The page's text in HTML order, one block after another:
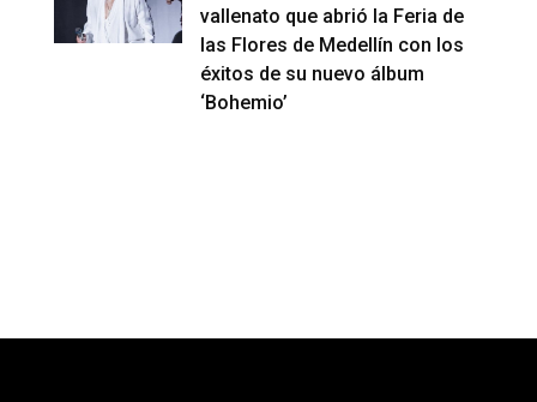
vallenato que abrió la Feria de
las Flores de Medellín con los
éxitos de su nuevo álbum
‘Bohemio’